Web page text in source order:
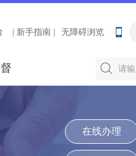
| 新手指南 | 无障碍浏览
在线办理